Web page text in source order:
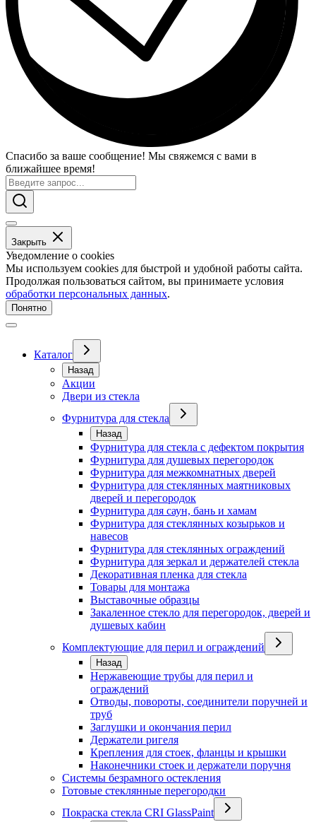
Спасибо за ваше сообщение! Мы свяжемся с вами в
ближайшее время!
Закрыть
Уведомление о cookies
Мы используем cookies для быстрой и удобной работы сайта.
Продолжая пользоваться сайтом, вы принимаете условия
обработки персональных данных.
Понятно
Каталог
Назад
Акции
Двери из стекла
Фурнитура для стекла
Назад
Фурнитура для стекла с дефектом покрытия
Фурнитура для душевых перегородок
Фурнитура для межкомнатных дверей
Фурнитура для стеклянных маятниковых
дверей и перегородок
Фурнитура для саун, бань и хамам
Фурнитура для стеклянных козырьков и
навесов
Фурнитура для стеклянных ограждений
Фурнитура для зеркал и держателей стекла
Декоративная пленка для стекла
Товары для монтажа
Выставочные образцы
Закаленное стекло для перегородок, дверей и
душевых кабин
Комплектующие для перил и ограждений
Назад
Нержавеющие трубы для перил и
ограждений
Отводы, повороты, соединители поручней и
труб
Заглушки и окончания перил
Держатели ригеля
Крепления для стоек, фланцы и крышки
Наконечники стоек и держатели поручня
Системы безрамного остекления
Готовые стеклянные перегородки
Покраска стекла CRI GlassPaint